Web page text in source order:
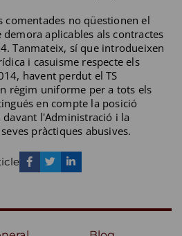
comentades no qüestionen el
aplicables als contractes
Tanmateix, sí que introdueixen
i casuisme respecte els
havent perdut el TS
règim uniforme per a tots els
en compte la posició
l'Administració i la
pràctiques abusives.